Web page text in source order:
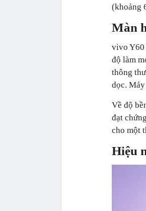
(khoảng
Màn
vivo Y60
độ làm
thông
dọc.
Về độ
đạt
cho một
Hiệu